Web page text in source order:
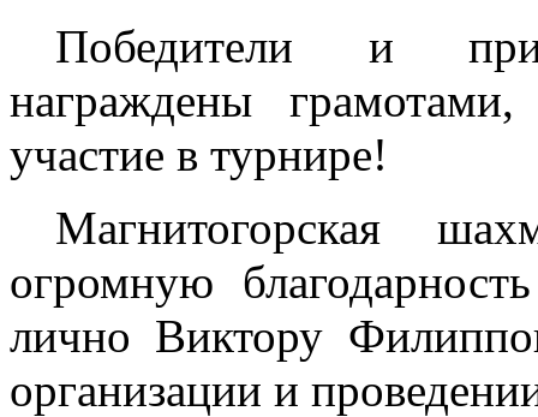
Победители и
награждены
участие в турнире!
Магнитогорская
огромную
лично Виктору
организации и